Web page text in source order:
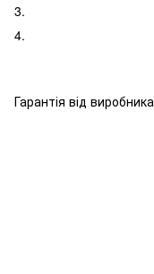
3.
4.
Гарантія від виробника